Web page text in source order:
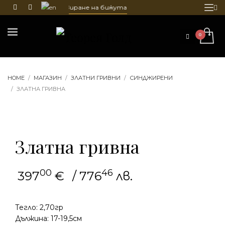
и гравиране на бижута
HOME МАГАЗИН ЗЛАТНИ ГРИВНИ
СИНДЖИРЕНИ
ЗЛАТНА ГРИВНА
Златна гривна
39700 € / 77646 лв.
Тегло: 2,70гр
Дължина: 17-19,5см